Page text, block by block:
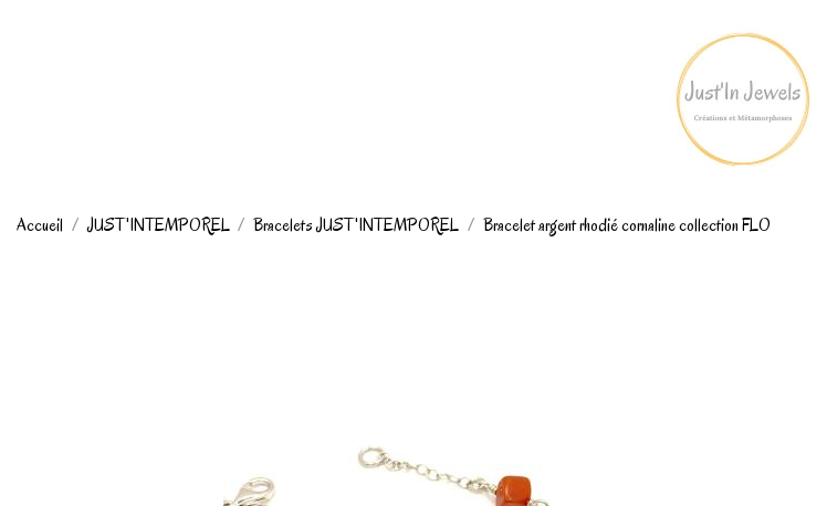
Accueil JUST'INTEMPOREL Bracelets JUST'INTEMPOREL Bracelet argent rhodié cornaline collection FLO